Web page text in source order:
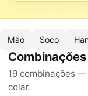
Mão Soco
19 combinações
colar.